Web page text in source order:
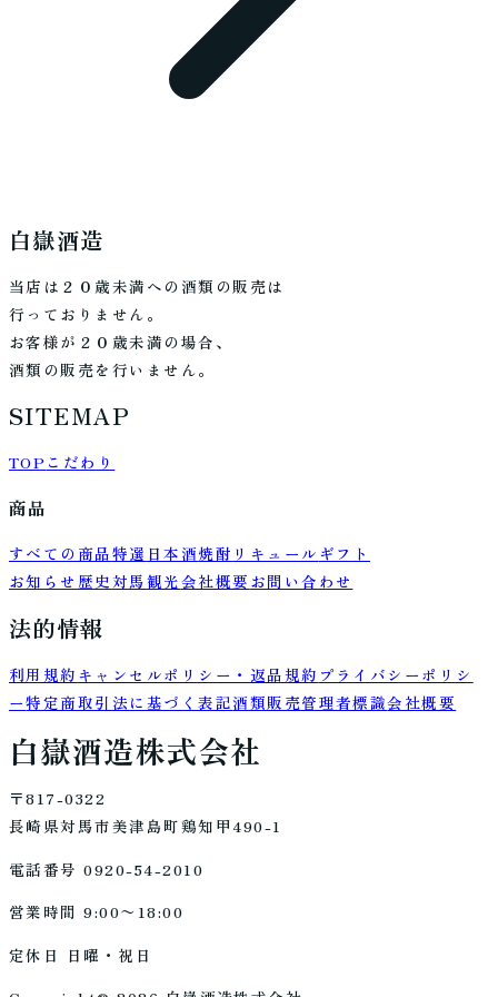
白嶽酒造
当店は２０歳未満への酒類の販売は
行っておりません。
お客様が２０歳未満の場合、
酒類の販売を行いません。
SITEMAP
TOP こだわり
商品
すべての商品特選 日本酒焼酎 リキュール ギフト
お知らせ 歴史対馬観光会社概要 お問い合わせ
法的情報
利用規約 キャンセルポリシー・返品規約 プライバシーポリシ
ー特定商取引法に基づく表記酒類販売管理者標識会社概要
白嶽酒造株式会社
〒817-0322
長崎県対馬市美津島町鶏知甲490-1
電話番号 0920-54-2010
営業時間 9:00〜18:00
定休日 日曜・祝日